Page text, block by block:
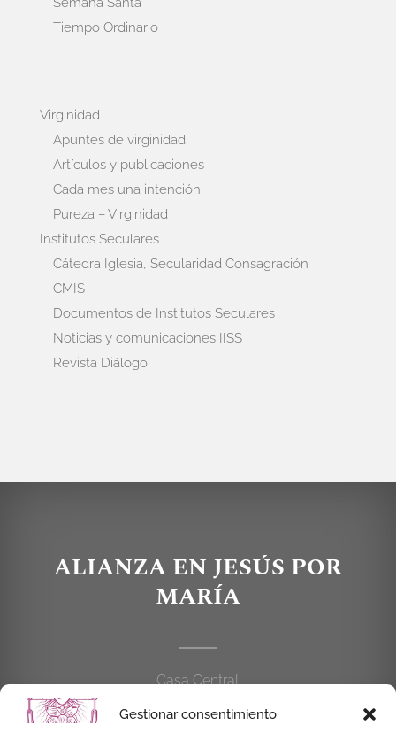
Gestionar consentimiento
Tiempo Ordinario
Virginidad
Apuntes de virginidad
Artículos y publicaciones
Cada mes una intención
Pureza – Virginidad
Institutos Seculares
Cátedra Iglesia, Secularidad Consagración
CMIS
Documentos de Institutos Seculares
Noticias y comunicaciones IISS
Revista Diálogo
ALIANZA EN JESÚS POR
MARÍA
Casa Central
C/Cardenal Cisneros, 55